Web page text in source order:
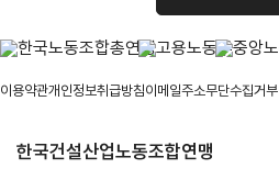
이용약관개인정보취급방침이메일주소무단수집거부
한국건설산업노동조합연맹